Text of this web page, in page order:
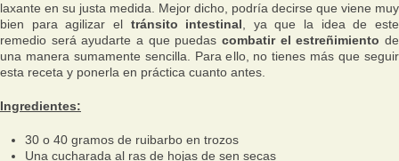
laxante en su justa medida. Mejor dicho, podría decirse que viene muy
bien para agilizar el tránsito intestinal , ya que la idea de este
remedio será ayudarte a que puedas combatir el estreñimiento de
una manera sumamente sencilla. Para ello, no tienes más que seguir
esta receta y ponerla en práctica cuanto antes.
Ingredientes:
30 o 40 gramos de ruibarbo en trozos
Una cucharada al ras de hojas de sen secas